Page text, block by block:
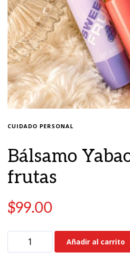
CUIDADO PERSONAL
Bálsamo
frutas
$99.00
Añadir al carrito